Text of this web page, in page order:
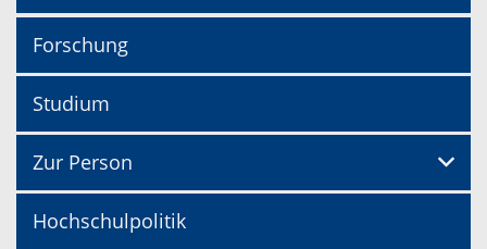
Forschung
Studium
Zur Person
Hochschulpolitik